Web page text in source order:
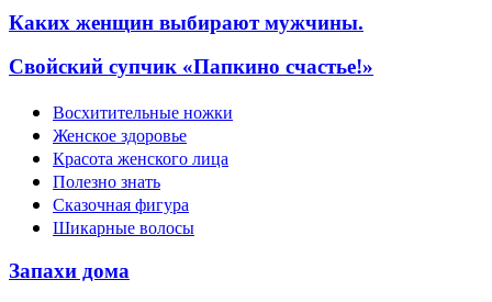
Каких женщин выбирают мужчины.
Свойский супчик «Папкино счастье!»
Восхитительные ножки
Женское здоровье
Красота женского лица
Полезно знать
Сказочная фигура
Шикарные волосы
Запахи дома